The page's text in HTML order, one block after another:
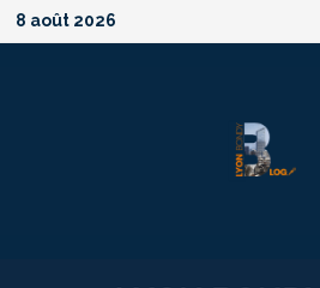
Passer
au
8 août 2026